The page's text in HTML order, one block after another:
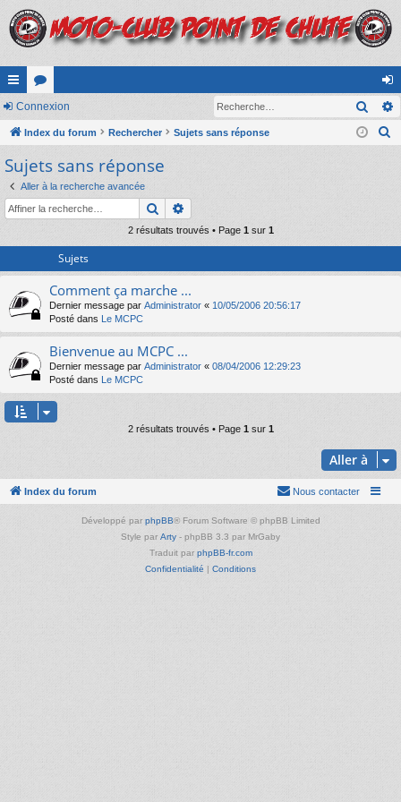
cc
ès
ra
pi
de
or
u
m
s
on
ne
Connexion
Index du forum Rechercher Sujets sans réponse
c
h
Sujets sans réponse
Aller à la recherche avancée
Rechercher
2 résultats trouvés • Page 1 sur 1
Sujets
Comment ça marche ...
Dernier message par Administrator « 10/05/2006 20:56:17
Posté dans Le MCPC
Bienvenue au MCPC ...
Dernier message par Administrator « 08/04/2006 12:29:23
Posté dans Le MCPC
2 résultats trouvés • Page 1 sur 1
Aller à
Index du forum Nous contacter
Développé par phpBB® Forum Software © phpBB Limited
Style par Arty - phpBB 3.3 par MrGaby
Traduit par phpBB-fr.com
Confidentialité | Conditions